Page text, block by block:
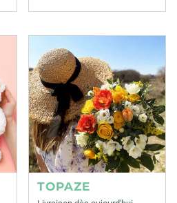
TOPAZE